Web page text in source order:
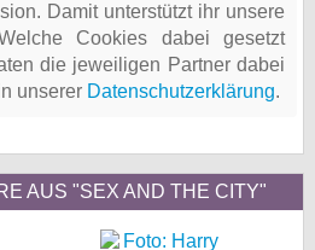
Damit unterstützt ihr unsere
Cookies dabei gesetzt
die jeweiligen Partner dabei
unserer Datenschutzerklärung.
AUS "SEX AND THE CITY"
Impressum
Desktop-Ansicht
myFanbase